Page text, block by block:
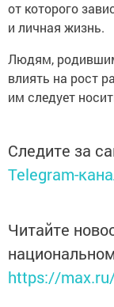
от которого
и личная жизнь.
Людям,
влиять на рост
им следует
Следите за
Telegram-
Читайте
https://